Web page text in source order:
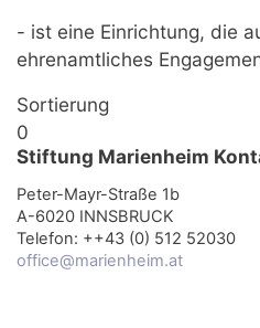
- ist eine Einrichtung, die
ehrenamtliches
Sortierung
0
Stiftung Marienheim
Peter-Mayr-Straße 1b
A-6020 INNSBRUCK
Telefon: ++43 (0) 512 52030
office@marienheim.at